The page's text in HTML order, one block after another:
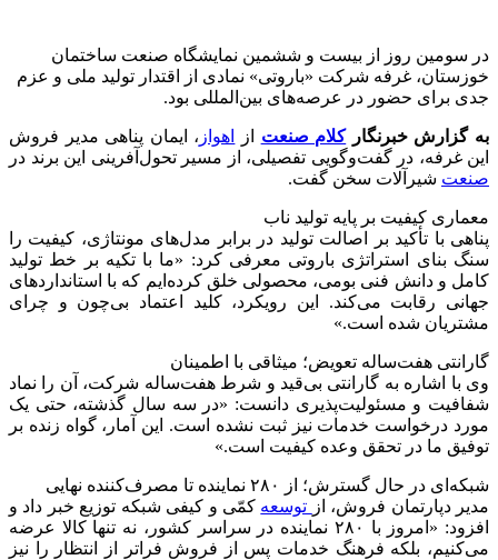
در سومین روز از بیست و ششمین نمایشگاه صنعت ساختمان
خوزستان، غرفه شرکت «باروتی» نمادی از اقتدار تولید ملی و عزم
جدی برای حضور در عرصه‌های بین‌المللی بود.
به گزارش خبرنگارکلام صنعت از اهواز ، ایمان پناهی مدیر فروش
این غرفه، در گفت‌وگویی تفصیلی، از مسیر تحول‌آفرینی این برند در
صنعت شیرآلات سخن گفت.
معماری کیفیت بر پایه تولید ناب
پناهی با تأکید بر اصالت تولید در برابر مدل‌های مونتاژی، کیفیت را
سنگ بنای استراتژی باروتی معرفی کرد: «ما با تکیه بر خط تولید
کامل و دانش فنی بومی، محصولی خلق کرده‌ایم که با استانداردهای
جهانی رقابت می‌کند. این رویکرد، کلید اعتماد بی‌چون و چرای
مشتریان شده است.»
گارانتی هفت‌ساله تعویض؛ میثاقی با اطمینان
وی با اشاره به گارانتی بی‌قید و شرط هفت‌ساله شرکت، آن را نماد
شفافیت و مسئولیت‌پذیری دانست: «در سه سال گذشته، حتی یک
مورد درخواست خدمات نیز ثبت نشده است. این آمار، گواه زنده بر
توفیق ما در تحقق وعده کیفیت است.»
شبکه‌ای در حال گسترش؛ از ۲۸۰ نماینده تا مصرف‌کننده نهایی
مدیر دپارتمان فروش، از توسعه کمّی و کیفی شبکه توزیع خبر داد و
افزود: «امروز با ۲۸۰ نماینده در سراسر کشور، نه تنها کالا عرضه
می‌کنیم، بلکه فرهنگ خدمات پس از فروش فراتر از انتظار را نیز